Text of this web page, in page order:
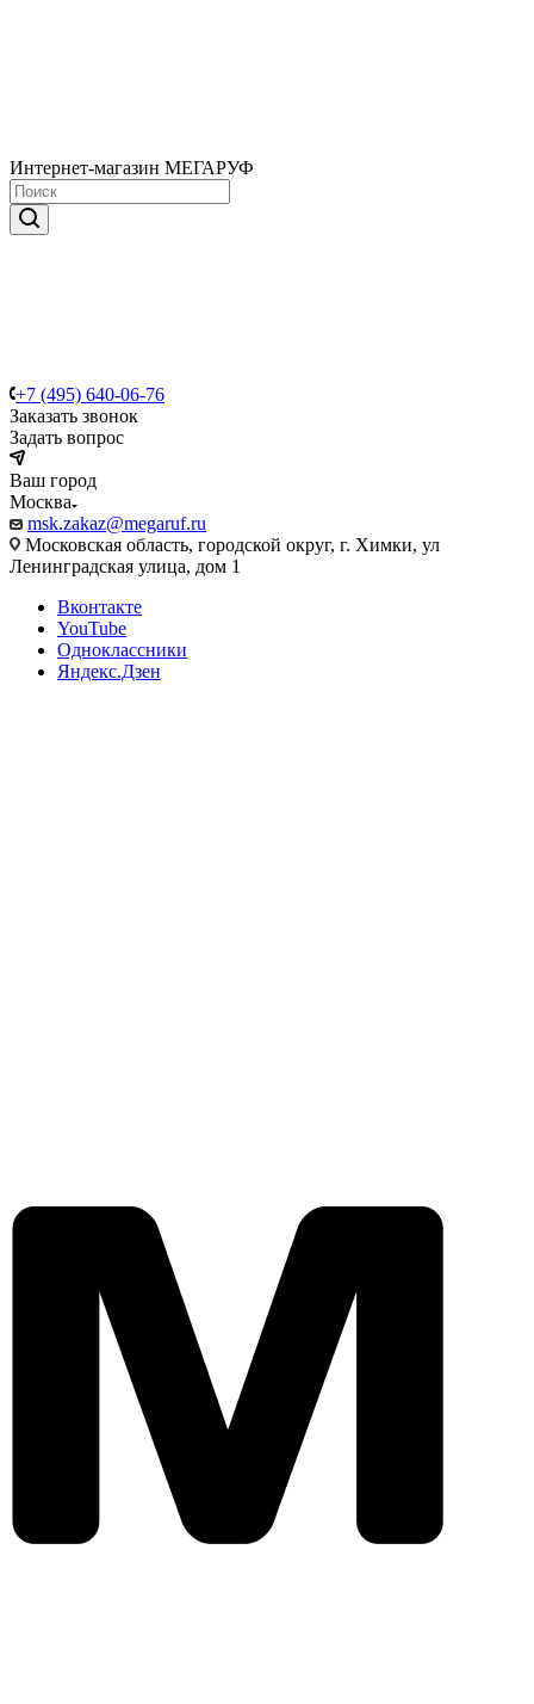
Интернет-магазин МЕГАРУФ
+7 (495) 640-06-76
Заказать звонок
Задать вопрос
Ваш город
Москва
msk.zakaz@megaruf.ru
Московская область, городской округ, г. Химки, ул
Ленинградская улица, дом 1
Вконтакте
YouTube
Одноклассники
Яндекс.Дзен